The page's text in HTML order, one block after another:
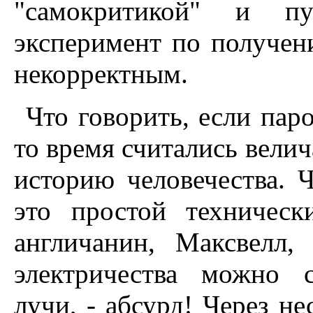
"самокритикой" и
эксперимент по
некорректным.
Что говорить, если
то время считались
историю человечества.
это простой
англичанин,
электричества можно
лучи, - абсурд! Через